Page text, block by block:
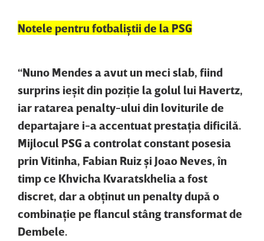
Notele pentru fotbaliştii de la PSG
“Nuno Mendes a avut un meci slab, fiind
surprins ieşit din poziţie la golul lui Havertz,
iar ratarea penalty-ului din loviturile de
departajare i-a accentuat prestaţia dificilă.
Mijlocul PSG a controlat constant posesia
prin Vitinha, Fabian Ruiz şi Joao Neves, în
timp ce Khvicha Kvaratskhelia a fost
discret, dar a obţinut un penalty după o
combinaţie pe flancul stâng transformat de
Dembele.